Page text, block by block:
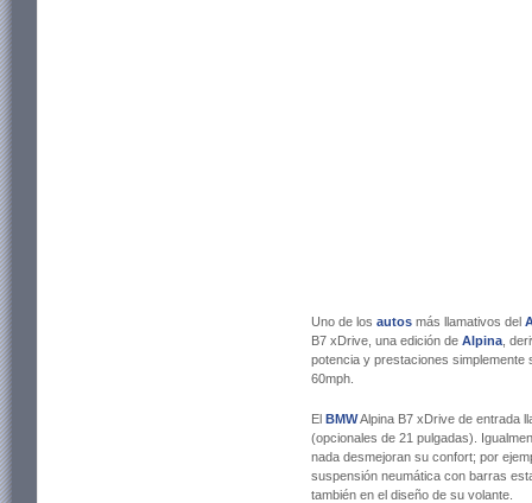
Uno de los autos más llamativos del
B7 xDrive, una edición de Alpina ,
potencia y prestaciones simplemente
60mph.
El BMWAlpina B7 xDrive de entrada
(opcionales de 21 pulgadas).
nada desmejoran su confort; por
suspensión neumática con barras
también en el diseño de su volante.